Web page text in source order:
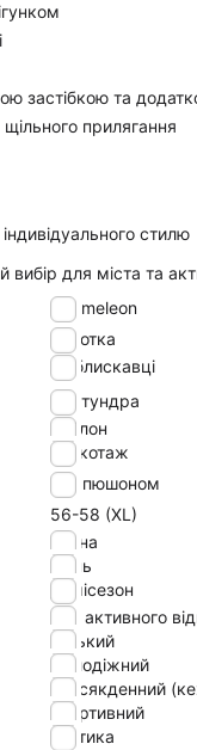
застібкою та
прилягання
стилю
вибір для міста та
Chameleon
Коротка
на блискавці
тундра
нейлон
трикотаж
з капюшоном
56-58 (XL)
весна
осінь
демісезон
для активного
міський
молодіжний
повсякденний
спортивний
тактика